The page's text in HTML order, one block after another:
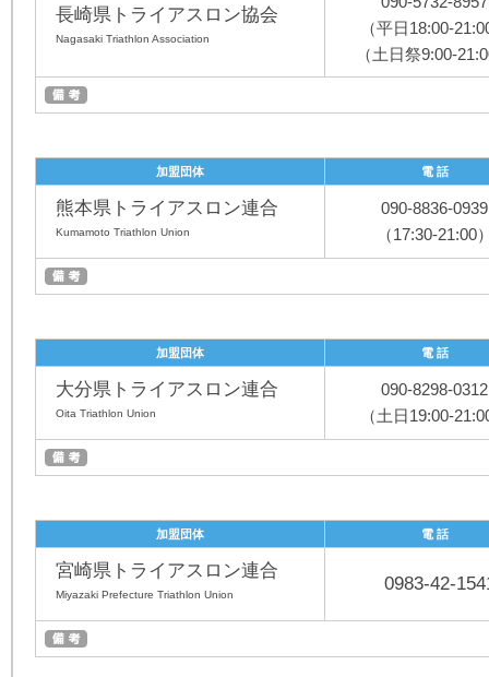
長崎県トライアスロン協会
Nagasaki Triathlon Association
（平日18:00-
（土日祭9:00-
加盟団体 電 話
熊本県トライアスロン連合
Kumamoto Triathlon Union
090-8836-0939
（17:30-21:00
加盟団体 電 話
大分県トライアスロン連合
Oita Triathlon Union
090-8298-0312
（土日19:00-
加盟団体 電 話
宮崎県トライアスロン連合
Miyazaki Prefecture Triathlon Union
0983-42-